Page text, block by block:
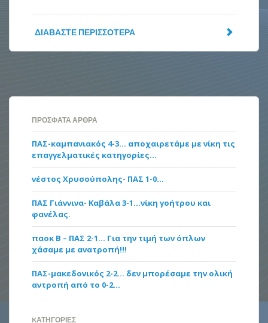
ΔΙΑΒΆΣΤΕ ΠΕΡΙΣΣΌΤΕΡΑ
ΠΡΌΣΦΑΤΑ ΆΡΘΡΑ
ΠΑΣ-καμπανιακός 4-3… αποχαιρετάμε με νίκη τις
επαγγελματικές κατηγορίες…
νέστος Χρυσούπολης- ΠΑΣ 1-0…
ΠΑΣ Γιάννινα- Καβάλα 3-1…νίκη γοήτρου και
φανέλας.
παοκ Β – ΠΑΣ 2-1… Για την τιμή των όπλων
χάσαμε με ανατροπή!!!
ΠΑΣ-μακεδονικός 2-2… δεν μπορέσαμε την ολική
αντροπή από το 0-2…
KΑΤΗΓΟΡΊΕΣ